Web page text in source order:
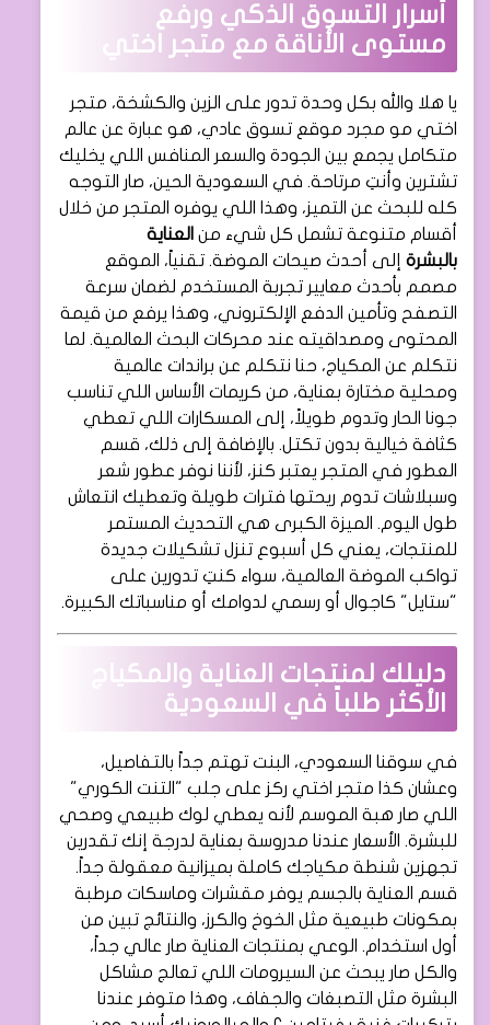
أسرار التسوق الذكي ورفع
مستوى الأناقة مع متجر اختي
يا هلا والله بكل وحدة تدور على الزين والكشخة، متجر
اختي مو مجرد موقع تسوق عادي، هو عبارة عن عالم
متكامل يجمع بين الجودة والسعر المنافس اللي يخليك
تشترين وأنتِ مرتاحة. في السعودية الحين، صار التوجه
كله للبحث عن التميز، وهذا اللي يوفره المتجر من خلال
أقسام متنوعة تشمل كل شيء من العناية
بالبشرة إلى أحدث صيحات الموضة. تقنياً، الموقع
مصمم بأحدث معايير تجربة المستخدم لضمان سرعة
التصفح وتأمين الدفع الإلكتروني، وهذا يرفع من قيمة
المحتوى ومصداقيته عند محركات البحث العالمية. لما
نتكلم عن المكياج، حنا نتكلم عن براندات عالمية
ومحلية مختارة بعناية، من كريمات الأساس اللي تناسب
جونا الحار وتدوم طويلاً، إلى المسكارات اللي تعطي
كثافة خيالية بدون تكتل. بالإضافة إلى ذلك، قسم
العطور في المتجر يعتبر كنز، لأننا نوفر عطور شعر
وسبلاشات تدوم ريحتها فترات طويلة وتعطيك انتعاش
طول اليوم. الميزة الكبرى هي التحديث المستمر
للمنتجات، يعني كل أسبوع تنزل تشكيلات جديدة
تواكب الموضة العالمية، سواء كنتِ تدورين على
"ستايل" كاجوال أو رسمي لدوامك أو مناسباتك الكبيرة.
دليلك لمنتجات العناية والمكياج
الأكثر طلباً في السعودية
في سوقنا السعودي، البنت تهتم جداً بالتفاصيل،
وعشان كذا متجر اختي ركز على جلب "التنت الكوري"
اللي صار هبة الموسم لأنه يعطي لوك طبيعي وصحي
للبشرة. الأسعار عندنا مدروسة بعناية لدرجة إنك تقدرين
تجهزين شنطة مكياجك كاملة بميزانية معقولة جداً.
قسم العناية بالجسم يوفر مقشرات وماسكات مرطبة
بمكونات طبيعية مثل الخوخ والكرز، والنتائج تبين من
أول استخدام. الوعي بمنتجات العناية صار عالي جداً،
والكل صار يبحث عن السيرومات اللي تعالج مشاكل
البشرة مثل التصبغات والجفاف، وهذا متوفر عندنا